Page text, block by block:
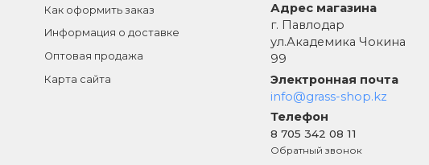
Как оформить заказ
Информация о доставке
Оптовая продажа
Карта сайта
Адрес магазина
г. Павлодар
ул.Академика Чокина
99
Электронная почта
info@grass-shop.kz
Телефон
8 705 342 08 11
Обратный звонок